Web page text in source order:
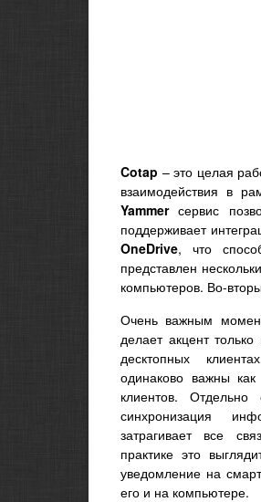
Cotap – это целая
взаимодействия в
Yammerсервис
поддерживает
OneDrive, что
представлен
компьютеров. Во-
Очень важным
делает акцент
десктопных
одинаково важны
клиентов.
синхронизация
затрагивает все
практике это
уведомление на
его и на компьютере.